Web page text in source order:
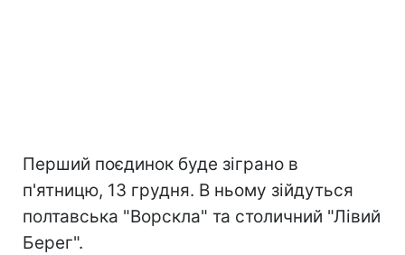
Перший поєдинок буде зіграно в
п'ятницю, 13 грудня. В ньому зійдуться
полтавська "Ворскла" та столичний "Лівий
Берег".